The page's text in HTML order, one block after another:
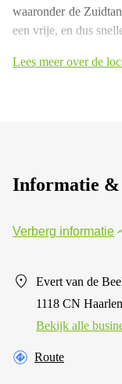
waaronder de
een vrije, en dus
Lees meer over de
Informatie
Verberg informatie
Evert van de
1118 CN
Bekijk alle
Route